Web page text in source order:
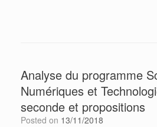
Analyse du programme
Numériques et
seconde et propositions
Posted on 13/11/2018